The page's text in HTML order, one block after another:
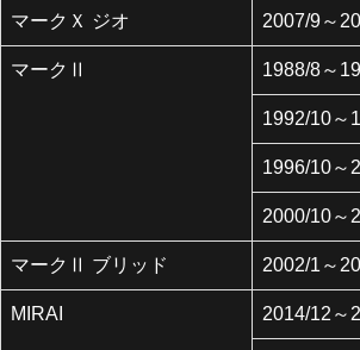
マークＸ ジオ 2007/9～
マークⅡ 1988/8～
1992/10～
1996/10～
2000/10～
マークⅡ ブリッド 2002/1～
MIRAI 2014/12～